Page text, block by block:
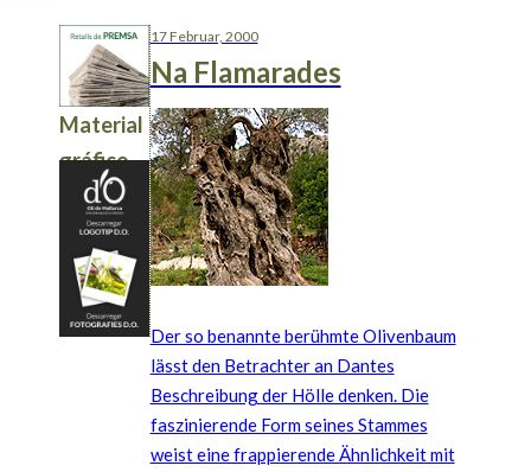
Material
gráfico
17 Februar, 2000
Na Flamarades
Der so benannte berühmte Olivenbaum
lässt den Betrachter an Dantes
Beschreibung der Hölle denken. Die
faszinierende Form seines Stammes
weist eine frappierende Ähnlichkeit mit